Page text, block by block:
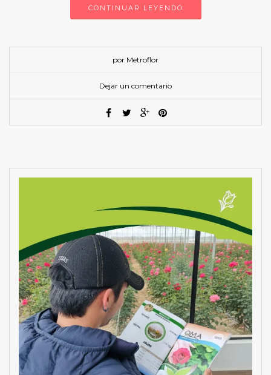
CONTINUAR LEYENDO
por Metroflor
Dejar un comentario